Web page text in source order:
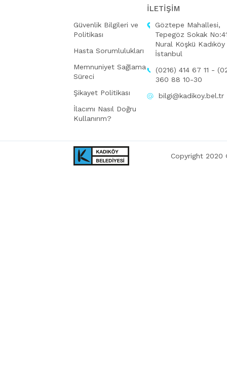
Güvenlik Bilgileri ve
Politikası
Hasta Sorumlulukları
Memnuniyet Sağlama
Süreci
Şikayet Politikası
İlacımı Nasıl Doğru
Kullanırım?
İLETİŞİM
Göztepe Mahallesi,
Tepegöz Sokak
Nural Köşkü Kadıköy
İstanbul
(0216) 414 67 11 -
360 88 10-30
bilgi@kadikoy.bel.tr
Copyright